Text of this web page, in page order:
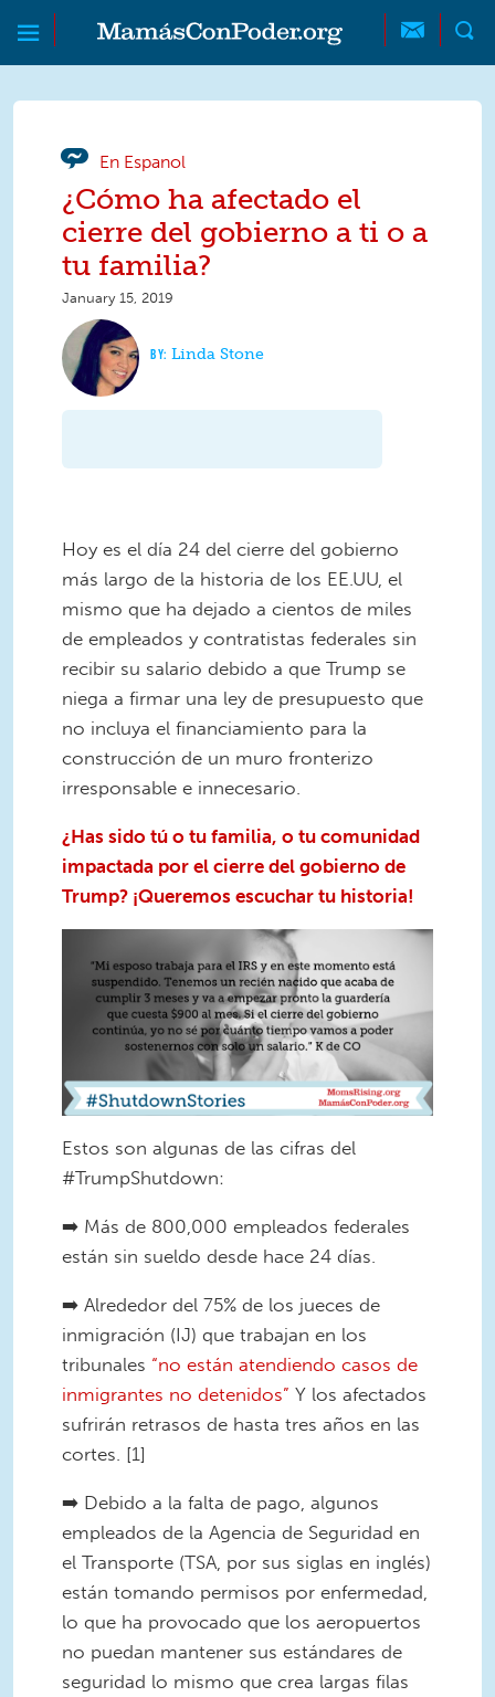
Skip to main content
Skip to main content
MamásConPoder
En Espanol
¿Cómo ha afectado el
cierre del gobierno a ti o a
tu familia?
January 15, 2019
Linda Stone
Hoy es el día 24 del cierre del gobierno
más largo de la historia de los EE.UU, el
mismo que ha dejado a cientos de miles
de empleados y contratistas federales sin
recibir su salario debido a que Trump se
niega a firmar una ley de presupuesto que
no incluya el financiamiento para la
construcción de un muro fronterizo
irresponsable e innecesario.
¿Has sido tú o tu familia, o tu comunidad
impactada por el cierre del gobierno de
Trump? ¡Queremos escuchar tu historia!
Estos son algunas de las cifras del
#TrumpShutdown:
➡️ Más de 800,000 empleados federales
están sin sueldo desde hace 24 días.
➡️ Alrededor del 75% de los jueces de
inmigración (IJ) que trabajan en los
tribunales “no están atendiendo casos de
inmigrantes no detenidos” Y los afectados
sufrirán retrasos de hasta tres años en las
cortes. [1]
➡️ Debido a la falta de pago, algunos
empleados de la Agencia de Seguridad en
el Transporte (TSA, por sus siglas en inglés)
están tomando permisos por enfermedad,
lo que ha provocado que los aeropuertos
no puedan mantener sus estándares de
seguridad lo mismo que crea largas filas